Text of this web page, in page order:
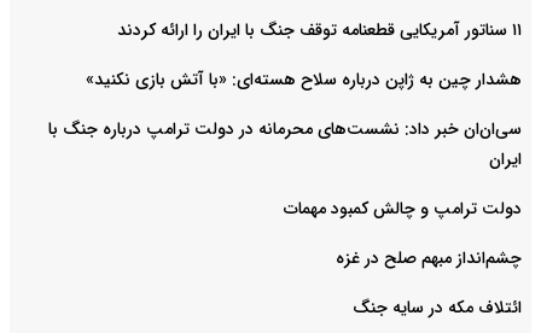
۱۱ سناتور آمریکایی قطعنامه توقف جنگ با ایران را ارائه کردند
هشدار چین به ژاپن درباره سلاح هسته‌ای: «با آتش بازی نکنید»
سی‌ان‌ان خبر داد: نشست‌های محرمانه در دولت ترامپ درباره جنگ با
ایران
دولت ترامپ و چالش کمبود مهمات
چشم‌انداز مبهم صلح در غزه
ائتلاف مکه در سایه جنگ